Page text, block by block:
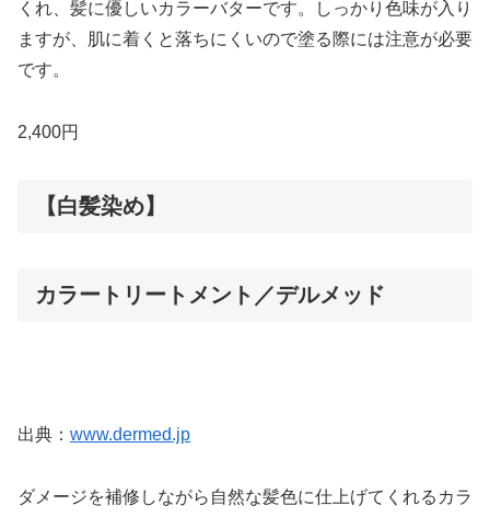
くれ、髪に優しいカラーバターです。しっかり色味が入り
ますが、肌に着くと落ちにくいので塗る際には注意が必要
です。
2,400円
【白髪染め】
カラートリートメント／デルメッド
出典： www.dermed.jp
ダメージを補修しながら自然な髪色に仕上げてくれるカラ